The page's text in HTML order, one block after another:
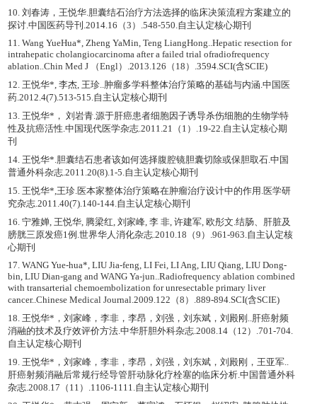
10. 刘春涛，王悦华.胆囊结石治疗方法选择的临床决策流程方案建立的
探讨.中国医药导刊.2014.16（3）.548-550.自主认定核心期刊
11. Wang YueHua*, Zheng YaMin, Teng LiangHong..Hepatic resection for
intrahepatic cholangiocarcinoma after a failed trial ofradiofrequency
ablation..Chin Med J （Engl）.2013.126（18）.3594.SCI(含SCIE)
12. 王悦华*, 李杰, 王珍..肿瘤多学科整体治疗策略的基础与内涵.中国医
药.2012.4(7).513-515.自主认定核心期刊
13. 王悦华*， 刘岩青.源于肝癌患者细胞因子诱导杀伤细胞的生物学特
性及抗癌活性.中国现代医学杂志.2011.21（1）.19-22.自主认定核心期
刊
14. 王悦华*.胆囊结石患者该如何选择腹腔镜胆囊切除或保胆取石.中国
普通外科杂志.2011.20(8).1-5.自主认定核心期刊
15. 王悦华*,王珍.医本家整体治疗策略在肿瘤治疗设计中的作用.医学研
究杂志.2011.40(7).140-144.自主认定核心期刊
16. 宁雅婵, 王悦华, 腾梁红, 刘家峰, 李 非, 许建军, 欧彤文.结肠、肝脏及
膀胱三原发癌1例.世界华人消化杂志.2010.18（9）.961-963.自主认定核
心期刊
17. WANG Yue-hua*, LIU Jia-feng, LI Fei, LI Ang, LIU Qiang, LIU Dong-
bin, LIU Dian-gang and WANG Ya-jun..Radiofrequency ablation combined
with transarterial chemoembolization for unresectable primary liver
cancer..Chinese Medical Journal.2009.122（8）.889-894.SCI(含SCIE)
18. 王悦华*，刘家峰，李非，李昂，刘强，刘东斌，刘殿刚..肝癌射频
消融的技术及疗效评价方法.中华肝胆外科杂志.2008.14（12）.701-704.
自主认定核心期刊
19. 王悦华*，刘家峰，李非，李昂，刘强，刘东斌，刘殿刚，王亚军..
肝癌射频消融后常规行经导管肝动脉化疗栓塞的临床分析.中国普通外科
杂志.2008.17（11）.1106-1111.自主认定核心期刊